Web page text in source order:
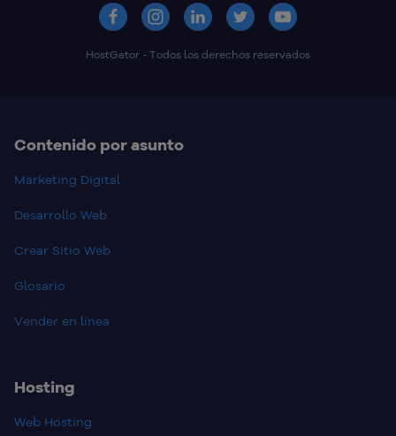
HostGator - Todos los derechos reservados
Contenido por asunto
Marketing Digital
Desarrollo Web
Crear Sitio Web
Glosario
Vender en línea
Hosting
Web Hosting